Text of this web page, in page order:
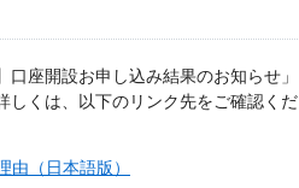
座開設お申し込み結果のお知らせ」
しくは、以下のリンク先をご確認くだ
（日本語版）